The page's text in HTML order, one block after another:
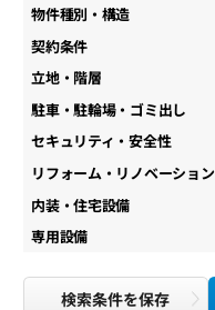
物件種別・構造
契約条件
立地・階層
駐車・駐輪場・ゴミ出し
セキュリティ・安全性
リフォーム・リノベーション
内装・住宅設備
専用設備
検索条件を保存